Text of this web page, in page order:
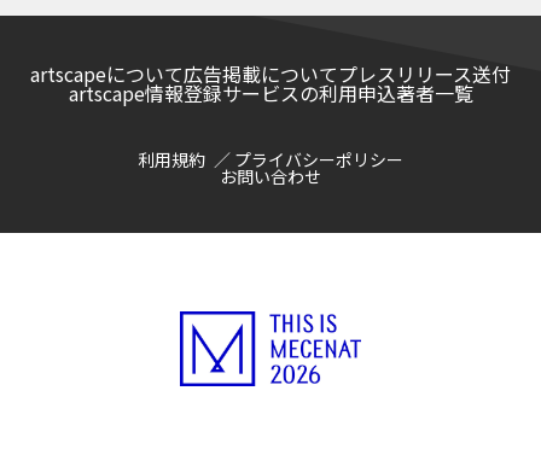
artscapeについて広告掲載についてプレスリリース送付
artscape情報登録サービスの利用申込著者一覧
利用規約 プライバシーポリシー
お問い合わせ